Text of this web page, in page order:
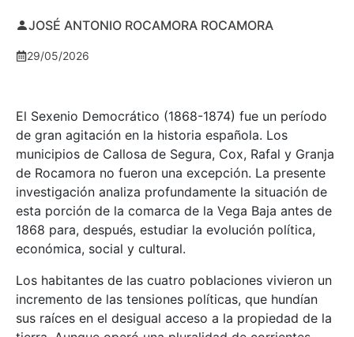
JOSÉ ANTONIO ROCAMORA ROCAMORA
29/05/2026
El Sexenio Democrático (1868-1874) fue un período
de gran agitación en la historia española. Los
municipios de Callosa de Segura, Cox, Rafal y Granja
de Rocamora no fueron una excepción. La presente
investigación analiza profundamente la situación de
esta porción de la comarca de la Vega Baja antes de
1868 para, después, estudiar la evolución política,
económica, social y cultural.
Los habitantes de las cuatro poblaciones vivieron un
incremento de las tensiones políticas, que hundían
sus raíces en el desigual acceso a la propiedad de la